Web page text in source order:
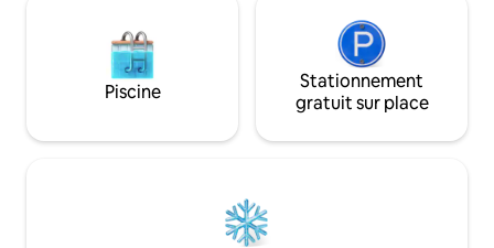
magnifique.Au lever du soleil, le ciel est
parsemé de roses, de violet et d'orange,
balayant le bruit de la nuit, donnant le
ton pour une journée d'exploration et de
Nuaderland vous attend.Il dispose du
hommage à la riche végétation de la
montagne Penang.Dans ce jardin, vous
Piscine
Stationnement
gratuit sur place